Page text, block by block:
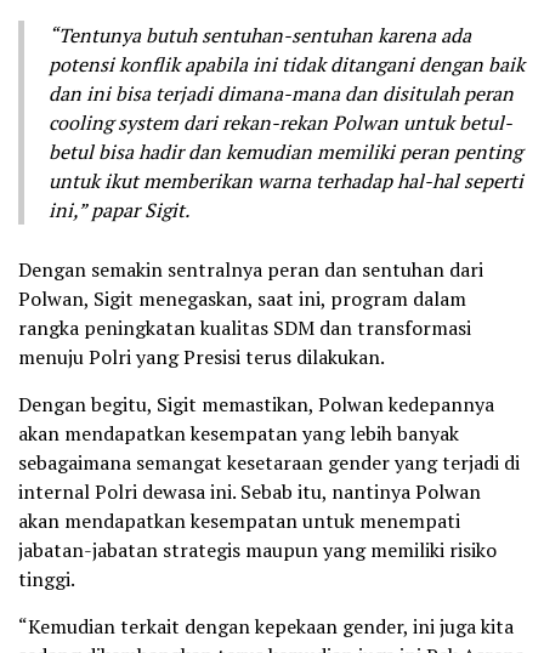
“Tentunya butuh sentuhan-sentuhan karena ada
potensi konflik apabila ini tidak ditangani dengan baik
dan ini bisa terjadi dimana-mana dan disitulah peran
cooling system dari rekan-rekan Polwan untuk betul-
betul bisa hadir dan kemudian memiliki peran penting
untuk ikut memberikan warna terhadap hal-hal seperti
ini,” papar Sigit.
Dengan semakin sentralnya peran dan sentuhan dari
Polwan, Sigit menegaskan, saat ini, program dalam
rangka peningkatan kualitas SDM dan transformasi
menuju Polri yang Presisi terus dilakukan.
Dengan begitu, Sigit memastikan, Polwan kedepannya
akan mendapatkan kesempatan yang lebih banyak
sebagaimana semangat kesetaraan gender yang terjadi di
internal Polri dewasa ini. Sebab itu, nantinya Polwan
akan mendapatkan kesempatan untuk menempati
jabatan-jabatan strategis maupun yang memiliki risiko
tinggi.
“Kemudian terkait dengan kepekaan gender, ini juga kita